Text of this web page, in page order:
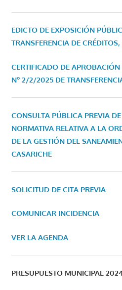
EDICTO DE EXPOSICIÓN
TRANSFERENCIA DE
CERTIFICADO DE APROBACIÓN
Nº 2/2/2025 DE
CONSULTA PÚBLICA PREVIA
NORMATIVA RELATIVA A LA
DE LA GESTIÓN DEL
CASARICHE
SOLICITUD DE CITA PREVIA
COMUNICAR INCIDENCIA
VER LA AGENDA
PRESUPUESTO MUNICIPAL